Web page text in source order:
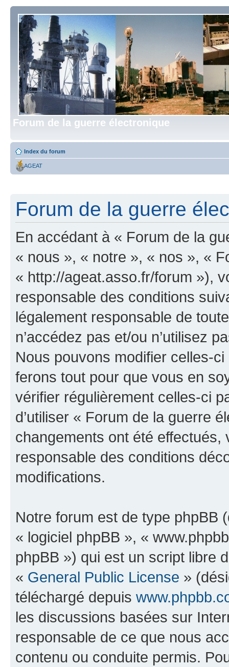
Forum de la guerre électronique
Index du forum
AGEAT
Forum de la guerre
En accédant à « Forum de la
« nous », « notre », « nos », «
« http://ageat.asso.fr/forum »),
responsable des conditions
légalement responsable de
n’accédez pas et/ou n’utilisez
Nous pouvons modifier celles-
ferons tout pour que vous en
vérifier régulièrement celles-ci
d’utiliser « Forum de la guerre
changements ont été effectués,
responsable des conditions
modifications.
Notre forum est de type phpBB
« logiciel phpBB », «
phpBB ») qui est un script libre
« General Public License »
téléchargé depuis
les discussions basées sur
responsable de ce que nous
contenu ou conduite permis.